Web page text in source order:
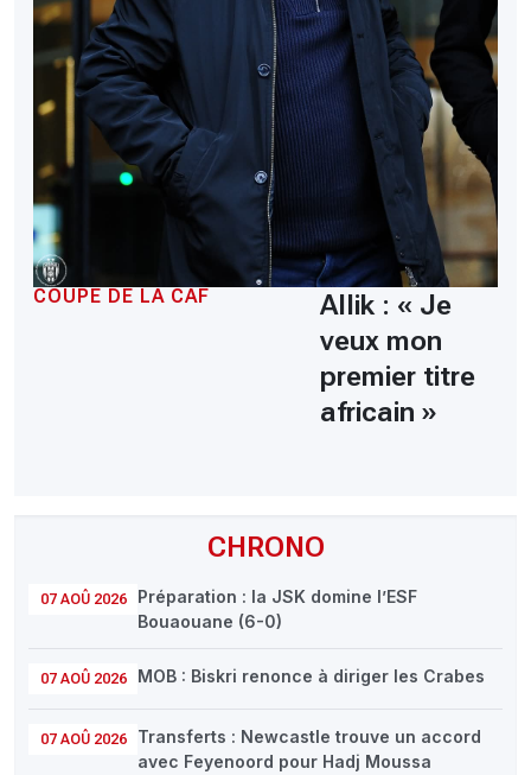
CHRONO
07 AOÛ 2026
Préparation : la JSK domine l’ESF
Bouaouane (6-0)
07 AOÛ 2026 MOB : Biskri renonce à diriger les Crabes
07 AOÛ 2026
Transferts : Newcastle trouve un accord
avec Feyenoord pour Hadj Moussa
COUPE DE LA CAF
Allik : « Je
veux mon
premier titre
africain »